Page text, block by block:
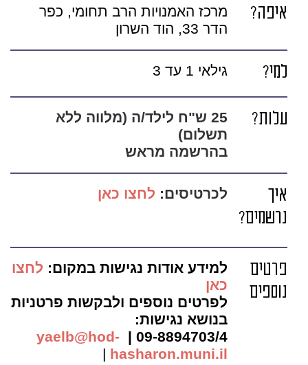
איפה?
מרכז האמנויות הרב תחומי, כפר
הדר 33, הוד השרון
למי? גילאי 1 עד 3
עלות?
25 ש"ח לילד/ה (מלווה ללא
תשלום)
בהרשמה מראש
איך
נרשמים?
לכרטיסים: לחצו כאן
פרטים
נוספים
למידע אודות נגישות במקום: לחצו
כאן
לפרטים נוספים ולבקשות פרטניות
בנושא נגישות:
09-8894703/4 |
yaelb@hod-
hasharon.muni.il
|